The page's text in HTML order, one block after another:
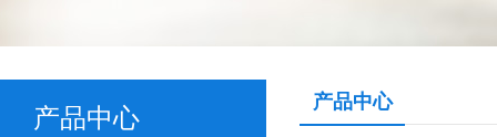
产品中心
产品中心